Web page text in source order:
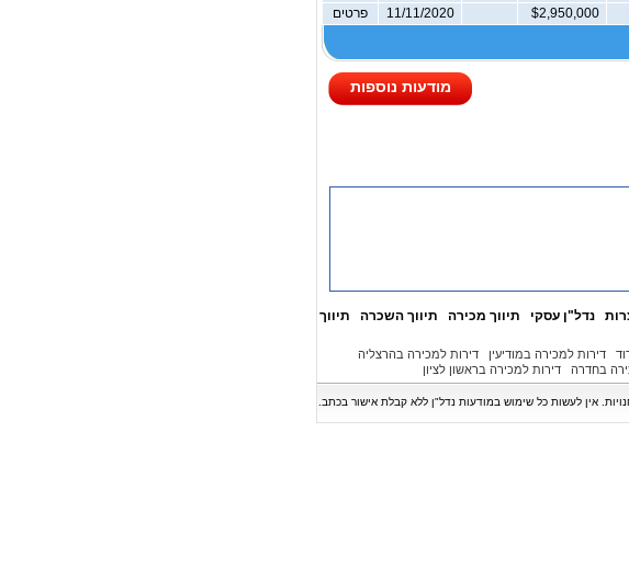
11/11/2020 פרטים
מודעות נוספות
נדל"ן עסקי תיווך מכירה תיווך השכרה
תיווך
דירות למכירה במודיעין
דירות למכירה בהרצליה
בחדרה דירות למכירה בראשון לציון